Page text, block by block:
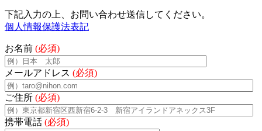
下記入力の上、お問い合わせ送信してください。
個人情報保護法表記
お名前 (必須)
メールアドレス (必須)
ご住所 (必須)
携帯電話 (必須)